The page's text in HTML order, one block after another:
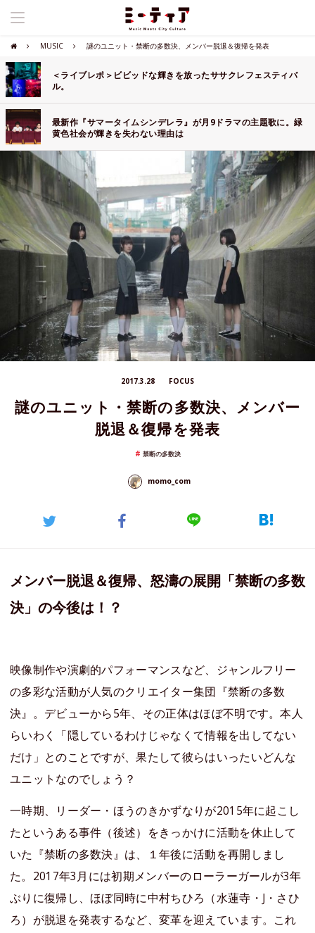
MUSIC 謎のユニット・禁断の多数決、メンバー脱退＆復帰を発表
＜ライブレポ＞ビビッドな輝きを放ったササクレフェスティバ
ル。
最新作『サマータイムシンデレラ』が月9ドラマの主題歌に。緑
黄色社会が輝きを失わない理由は
2017.3.28 FOCUS
謎のユニット・禁断の多数決、メンバー
脱退＆復帰を発表
禁断の多数決
momo_com
メンバー脱退＆復帰、怒濤の展開「禁断の多数
決」の今後は！？
映像制作や演劇的パフォーマンスなど、ジャンルフリー
の多彩な活動が人気のクリエイター集団『禁断の多数
決』。デビューから5年、その正体はほぼ不明です。本人
らいわく「隠しているわけじゃなくて情報を出してない
だけ」とのことですが、果たして彼らはいったいどんな
ユニットなのでしょう？
一時期、リーダー・ほうのきかずなりが2015年に起こし
たというある事件（後述）をきっかけに活動を休止して
いた『禁断の多数決』は、１年後に活動を再開しまし
た。2017年3月には初期メンバーのローラーガールが3年
ぶりに復帰し、ほぼ同時に中村ちひろ（水蓮寺・J・さひ
ろ）が脱退を発表するなど、変革を迎えています。これ